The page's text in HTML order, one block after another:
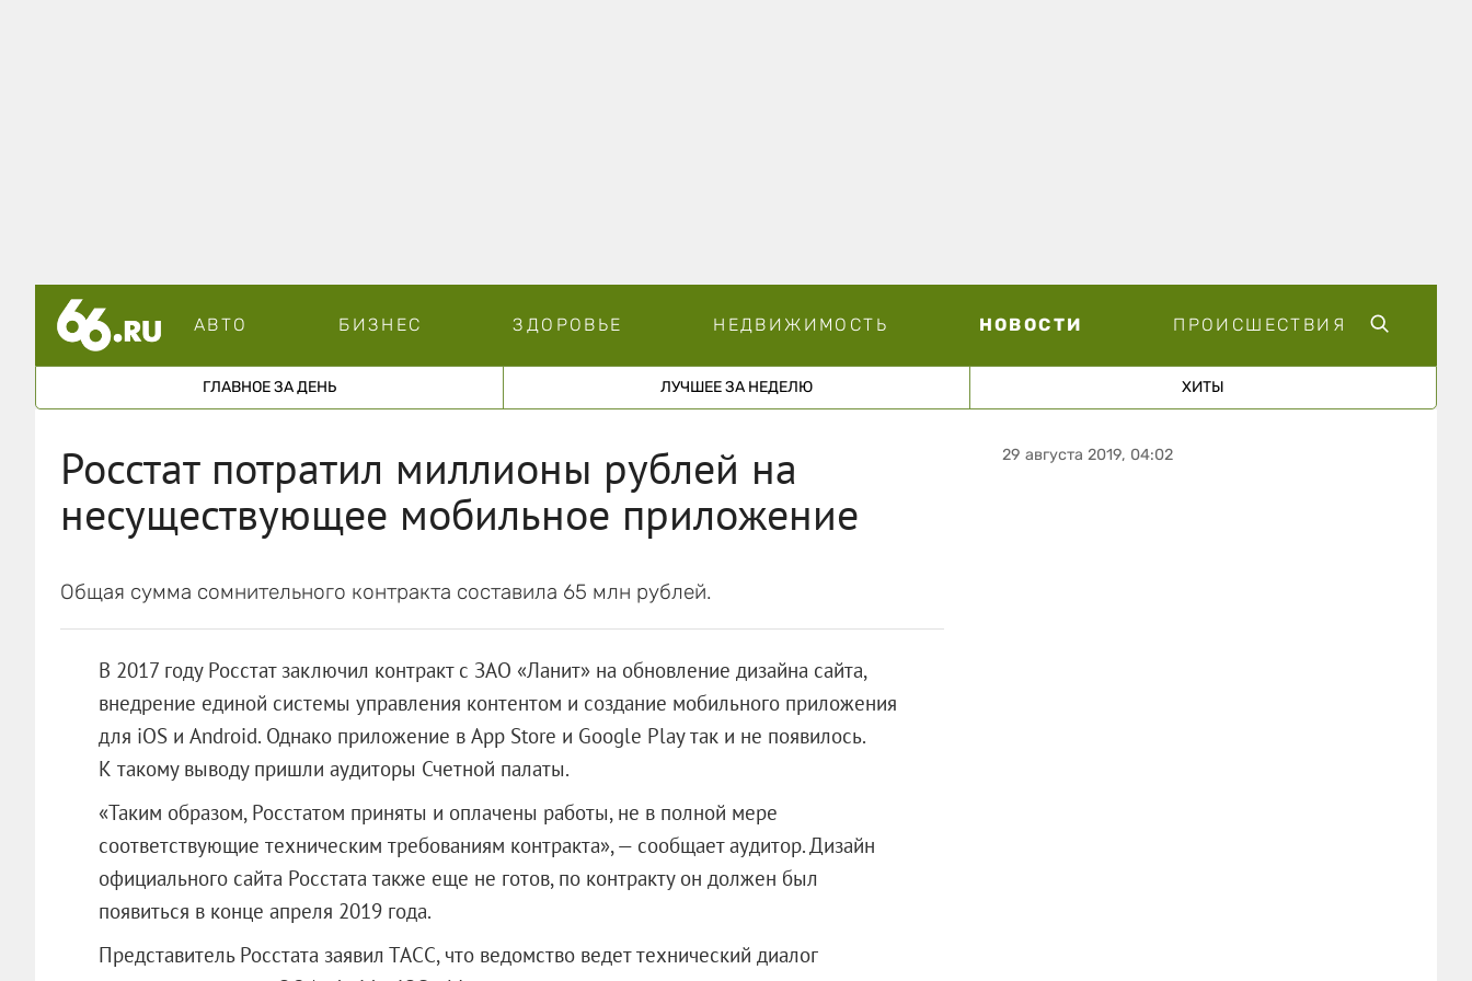
АВТО БИЗНЕС ЗДОРОВЬЕ НЕДВИЖИМОСТЬ НОВОСТИ ПРОИСШЕСТВИЯ
ГЛАВНОЕ ЗА ДЕНЬ ЛУЧШЕЕ ЗА НЕДЕЛЮ ХИТЫ
Росстат потратил миллионы рублей на
несуществующее мобильное приложение
Общая сумма сомнительного контракта составила 65 млн рублей.
В 2017 году Росстат заключил контракт с ЗАО «Ланит»на обновление дизайна сайта,
внедрение единой системы управления контентом и создание мобильного приложения
для iOS и Android. Однако приложение в App Store и Google Play так и не появилось.
К такому выводу пришли аудиторы Счетной палаты.
«Таким образом, Росстатом приняты и оплачены работы, не в полной мере
соответствующие техническим требованиям контракта», — сообщает аудитор. Дизайн
официального сайта Росстата также еще не готов, по контракту он должен был
появиться в конце апреля 2019 года.
Представитель Росстата заявил ТАСС, что ведомство ведет технический диалог
29 августа 2019, 04:02